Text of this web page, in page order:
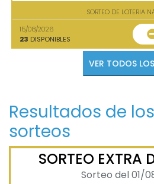
SORTEO DE LOTERIA
15/08/2026
23 DISPONIBLES
Resultados de
sorteos
SORTEO EXTRA
Sorteo del 01/